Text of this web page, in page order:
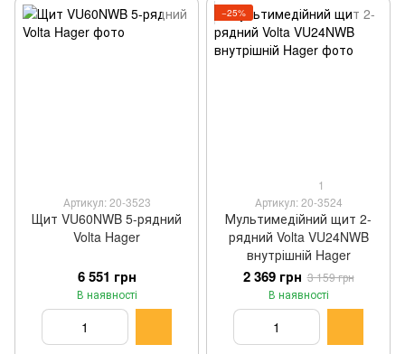
Артикул: 20-3523
Щит VU60NWB 5-рядний
Volta Hager
6 551 грн
В наявності
−25%
1
Артикул: 20-3524
Мультимедійний щит 2-
рядний Volta VU24NWB
внутрішній Hager
2 369 грн 3 159 грн
В наявності